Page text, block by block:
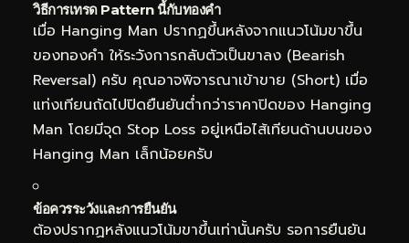
วิธีการเทรด Pattern นี้กับทองคำ
เมื่อ Hanging Man ปรากฏขึ้นหลังจากแนวโน้มขาขึ้น
ของทองคำ ให้ระวังการกลับตัวเป็นขาลง (Bearish
Reversal) ครับ คุณอาจพิจารณาเข้าขาย (Short) เมื่อ
แท่งเทียนถัดไปปิดยืนยันต่ำกว่าราคาปิดของ Hanging
Man โดยมีจุด Stop Loss อยู่เหนือไส้เทียนด้านบนของ
Hanging Man เล็กน้อยครับ
ข้อควรระวังและการยืนยัน
ต้องปรากฏหลังแนวโน้มขาขึ้นเท่านั้นครับ รอการยืนยัน